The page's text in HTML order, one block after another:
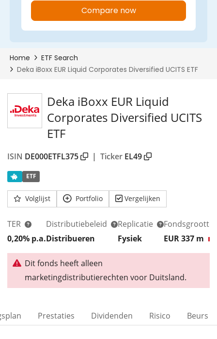
Deka iBoxx EUR Liquid
Corporates Diversified UCITS
ETF
ISIN DE000ETFL375 | Ticker EL49
ETF
Volglijst Portfolio Vergelijken
TER
0,20% p.a.
Distributiebeleid
Distribueren
Replicatie
Fysiek
Fondsgrootte
EUR 337 m
Dit fonds heeft alleen
marketingdistributierechten voor Duitsland.
Prestaties Dividenden Risico Beurs